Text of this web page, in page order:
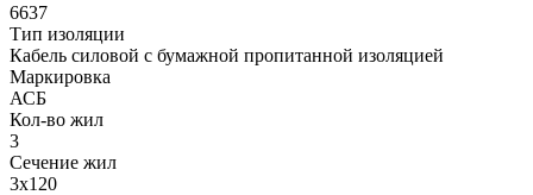
6637
Тип изоляции
Кабель силовой с бумажной пропитанной изоляцией
Маркировка
АСБ
Кол-во жил
3
Сечение жил
3x120